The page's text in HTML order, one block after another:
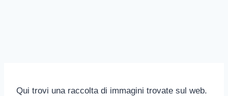
Qui trovi una raccolta di immagini trovate sul web.